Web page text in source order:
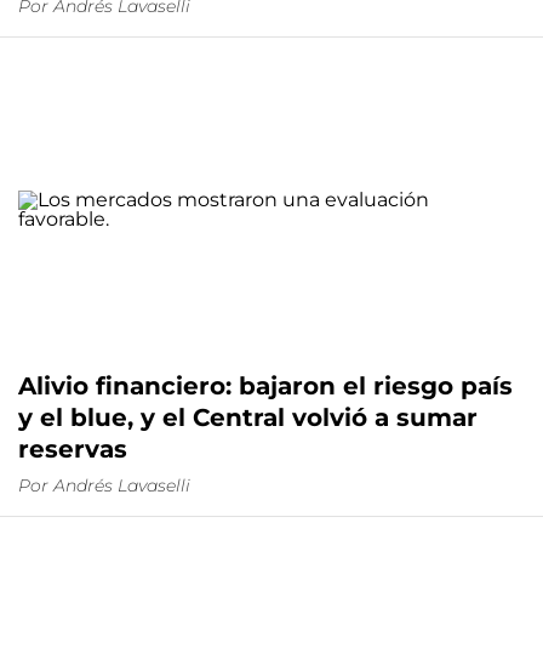
Por Andrés Lavaselli
Alivio financiero: bajaron el riesgo país
y el blue, y el Central volvió a sumar
reservas
Por Andrés Lavaselli